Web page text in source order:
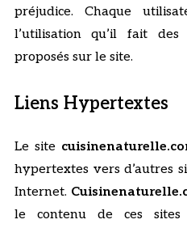
préjudice. Chaque
l’utilisation qu’il fait
proposés sur le site.
Liens Hypertextes
Le site
hypertextes vers d’autres
Internet.
le contenu de ces